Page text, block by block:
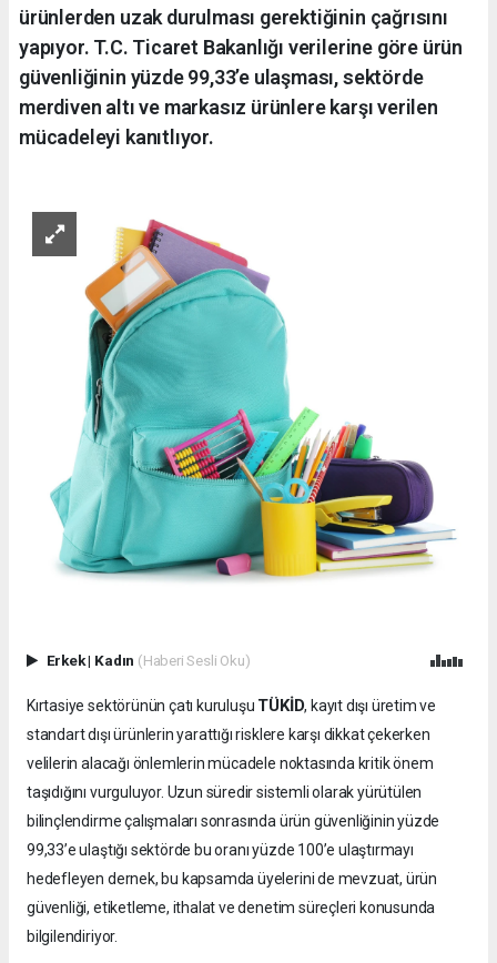
ürünlerden uzak durulması gerektiğinin çağrısını
yapıyor. T.C. Ticaret Bakanlığı verilerine göre ürün
güvenliğinin yüzde 99,33’e ulaşması, sektörde
merdiven altı ve markasız ürünlere karşı verilen
mücadeleyi kanıtlıyor.
Erkek| Kadın (Haberi Sesli Oku)
Kırtasiye sektörünün çatı kuruluşu TÜKİD, kayıt dışı üretim ve
standart dışı ürünlerin yarattığı risklere karşı dikkat çekerken
velilerin alacağı önlemlerin mücadele noktasında kritik önem
taşıdığını vurguluyor. Uzun süredir sistemli olarak yürütülen
bilinçlendirme çalışmaları sonrasında ürün güvenliğinin yüzde
99,33’e ulaştığı sektörde bu oranı yüzde 100’e ulaştırmayı
hedefleyen dernek, bu kapsamda üyelerini de mevzuat, ürün
güvenliği, etiketleme, ithalat ve denetim süreçleri konusunda
bilgilendiriyor.